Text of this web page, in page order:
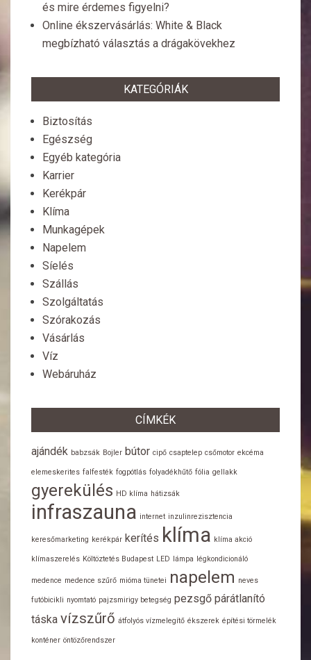
és mire érdemes figyelni?
Online ékszervásárlás: White & Black
megbízható választás a drágakövekhez
KATEGÓRIÁK
Biztosítás
Egészség
Egyéb kategória
Karrier
Kerékpár
Klíma
Munkagépek
Napelem
Síelés
Szállás
Szolgáltatás
Szórakozás
Vásárlás
Víz
Webáruház
CÍMKÉK
ajándék babzsák Bojler bútor cipő csaptelep csőmotor ekcéma
elemeskerites falfesték fogpótlás folyadékhűtő fólia gellakk
gyerekülés HD klíma hátizsák
infraszauna internet inzulinrezisztencia
keresőmarketing kerékpár kerítés klíma klíma akció
klímaszerelés Költöztetés Budapest LED lámpa légkondicionáló
medence medence szűrő mióma tünetei napelem neves
futóbicikli nyomtató pajzsmirigy betegség pezsgő párátlanító
táska vízszűrő átfolyós vízmelegítő ékszerek építési törmelék
konténer öntözőrendszer